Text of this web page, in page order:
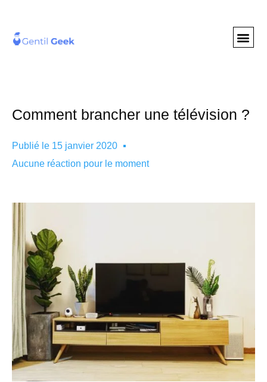
Comment brancher une télévision ?
Publié le 15 janvier 2020
Aucune réaction pour le moment